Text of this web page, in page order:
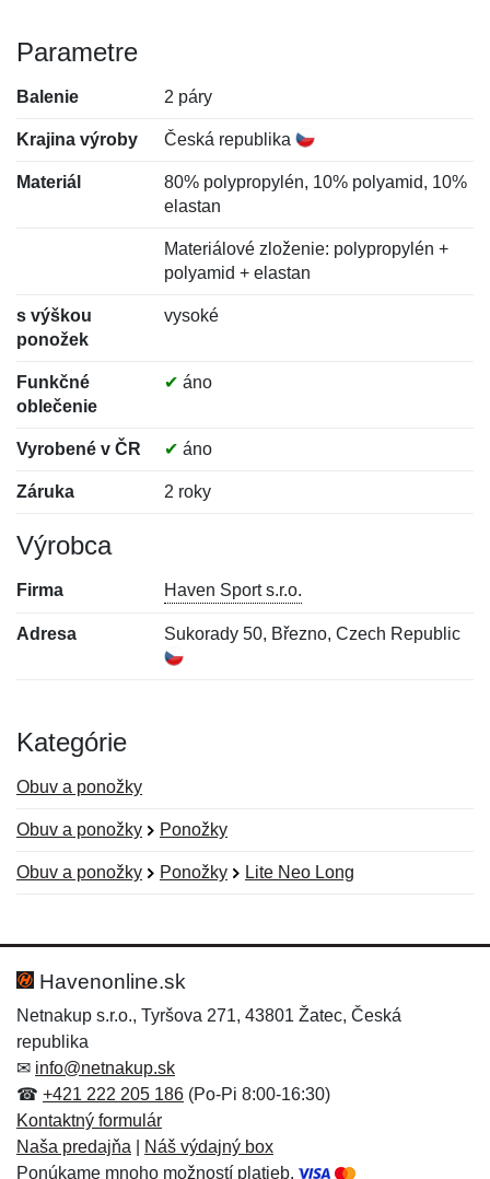
Parametre
Balenie 2 páry
Krajina výroby Česká republika
Materiál
80% polypropylén, 10% polyamid, 10%
elastan
Materiálové zloženie: polypropylén +
polyamid + elastan
s výškou
ponožek
vysoké
Funkčné
oblečenie
✔ áno
Vyrobené v ČR ✔ áno
Záruka 2 roky
Výrobca
Firma Haven Sport s.r.o.
Adresa Sukorady 50, Březno, Czech Republic
Kategórie
Obuv a ponožky
Obuv a ponožky Ponožky
Obuv a ponožky Ponožky Lite Neo Long
Hodnotenie:
Meno:*
E-mail:
Meno:
E-mail:*
Správa*
Havenonline.sk
Netnakup s.r.o., Tyršova 271, 43801 Žatec, Česká
republika
✉ info@netnakup.sk
☎ +421 222 205 186 (Po-Pi 8:00-16:30)
Kontaktný formulár
Naša predajňa
Náš výdajný box
Ponúkame mnoho možností platieb.